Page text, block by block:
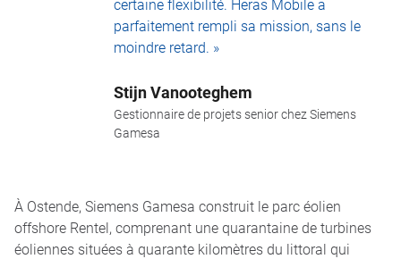
certaine flexibilité. Heras Mobile a
parfaitement rempli sa mission, sans le
moindre retard. »
Stijn Vanooteghem
Gestionnaire de projets senior chez Siemens
Gamesa
À Ostende, Siemens Gamesa construit le parc éolien
offshore Rentel, comprenant une quarantaine de turbines
éoliennes situées à quarante kilomètres du littoral qui